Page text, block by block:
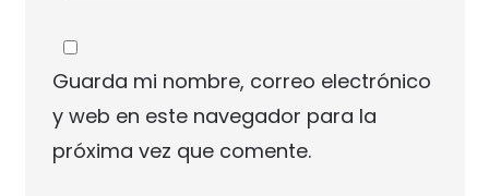
Guarda mi nombre, correo electrónico
y web en este navegador para la
próxima vez que comente.